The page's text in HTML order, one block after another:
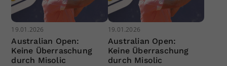
19.01.2026
Australian Open:
Keine Überraschung
durch Misolic
19.01.2026
Australian Open:
Keine Überraschung
durch Misolic